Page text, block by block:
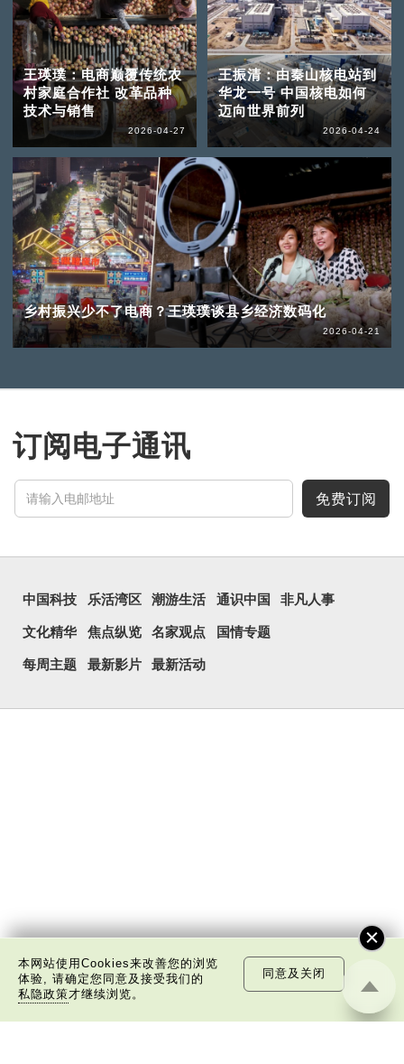
王瑛璞：电商巅覆传统农
村家庭合作社 改革品种
技术与销售
2026-04-27
王振清：由秦山核电站到
华龙一号 中国核电如何
迈向世界前列
2026-04-24
乡村振兴少不了电商？王瑛璞谈县乡经济数码化
2026-04-21
订阅电子通讯
免费订阅
中国科技 乐活湾区 潮游生活 通识中国 非凡人事
文化精华 焦点纵览 名家观点 国情专题
每周主题 最新影片 最新活动
本网站使用Cookies来改善您的浏览
体验, 请确定您同意及接受我们的
私隐政策才继续浏览。
同意及关闭